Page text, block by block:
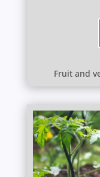
Fruit and